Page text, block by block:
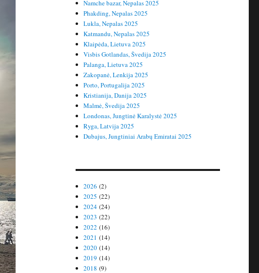
Namche bazar, Nepalas 2025
Phakding, Nepalas 2025
Lukla, Nepalas 2025
Katmandu, Nepalas 2025
Klaipėda, Lietuva 2025
Visbis Gotlandas, Švedija 2025
Palanga, Lietuva 2025
Zakopanė, Lenkija 2025
Porto, Portugalija 2025
Kristianija, Danija 2025
Malmė, Švedija 2025
Londonas, Jungtinė Karalystė 2025
Ryga, Latvija 2025
Dubajus, Jungtiniai Arabų Emiratai 2025
2026 (2)
2025 (22)
2024 (24)
2023 (22)
2022 (16)
2021 (14)
2020 (14)
2019 (14)
2018 (9)